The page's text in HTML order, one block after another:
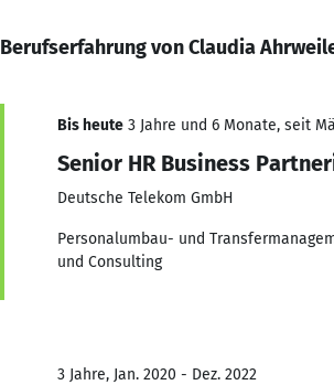
Berufserfahrung von Claudia
Bis heute 3 Jahre und 6 Monate, seit
Senior HR Business
Deutsche Telekom GmbH
Personalumbau- und
und Consulting
3 Jahre, Jan. 2020 - Dez. 2022